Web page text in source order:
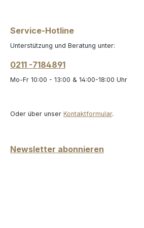
Service-Hotline
Unterstützung und Beratung unter:
0211 -7184891
Mo-Fr 10:00 - 13:00 & 14:00-18:00 Uhr
Oder über unser Kontaktformular.
Newsletter abonnieren